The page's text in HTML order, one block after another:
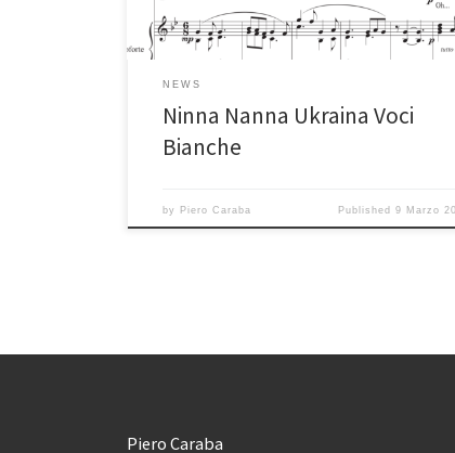
NEWS
Ninna Nanna Ukraina Voci
Bianche
by Piero Caraba Published 9 Marzo
Piero Caraba